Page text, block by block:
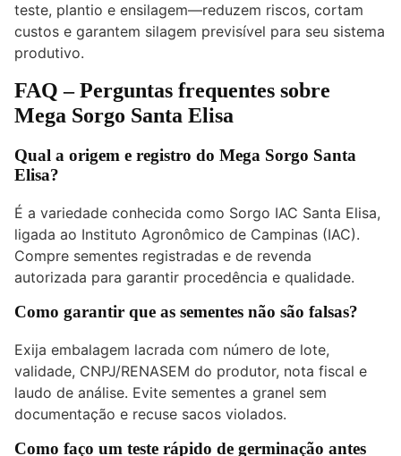
teste, plantio e ensilagem—reduzem riscos, cortam
custos e garantem silagem previsível para seu sistema
produtivo.
FAQ – Perguntas frequentes sobre
Mega Sorgo Santa Elisa
Qual a origem e registro do Mega Sorgo Santa
Elisa?
É a variedade conhecida como Sorgo IAC Santa Elisa,
ligada ao Instituto Agronômico de Campinas (IAC).
Compre sementes registradas e de revenda
autorizada para garantir procedência e qualidade.
Como garantir que as sementes não são falsas?
Exija embalagem lacrada com número de lote,
validade, CNPJ/RENASEM do produtor, nota fiscal e
laudo de análise. Evite sementes a granel sem
documentação e recuse sacos violados.
Como faço um teste rápido de germinação antes